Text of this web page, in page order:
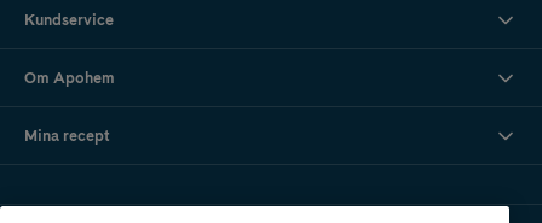
Kundservice
Om Apohem
Mina recept